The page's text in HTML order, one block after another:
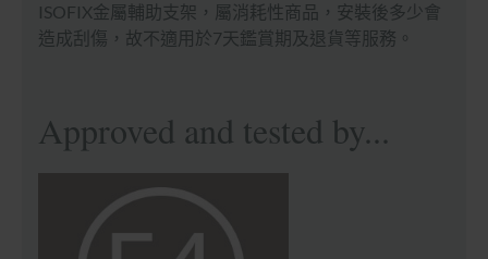
ISOFIX金屬輔助支架，屬消耗性商品，安裝後多少會
造成刮傷，故不適用於7天鑑賞期及退貨等服務。
Approved and tested by...